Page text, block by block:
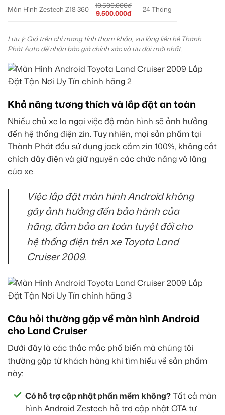
Màn Hình Zestech Z18 360
10.500.000đ
9.500.000đ
24 Tháng
Lưu ý: Giá trên chỉ mang tính tham khảo, vui lòng liên hệ Thành
Phát Auto để nhận báo giá chính xác và ưu đãi mới nhất.
Khả năng tương thích và lắp đặt an toàn
Nhiều chủ xe lo ngại việc độ màn hình sẽ ảnh hưởng
đến hệ thống điện zin. Tuy nhiên, mọi sản phẩm tại
Thành Phát đều sử dụng jack cắm zin 100%, không cắt
chích dây điện và giữ nguyên các chức năng vô lăng
của xe.
Việc lắp đặt màn hình Android không
gây ảnh hưởng đến bảo hành của
hãng, đảm bảo an toàn tuyệt đối cho
hệ thống điện trên xe Toyota Land
Cruiser 2009.
Câu hỏi thường gặp về màn hình Android
cho Land Cruiser
Dưới đây là các thắc mắc phổ biến mà chúng tôi
thường gặp từ khách hàng khi tìm hiểu về sản phẩm
này:
Có hỗ trợ cập nhật phần mềm không?Tất cả màn
hình Android Zestech hỗ trợ cập nhật OTA tự